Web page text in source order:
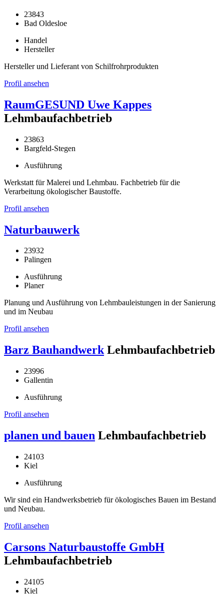
23843
Bad Oldesloe
Handel
Hersteller
Hersteller und Lieferant von Schilfrohrprodukten
Profil ansehen
RaumGESUND Uwe Kappes
Lehmbaufachbetrieb
23863
Bargfeld-Stegen
Ausführung
Werkstatt für Malerei und Lehmbau. Fachbetrieb für die
Verarbeitung ökologischer Baustoffe.
Profil ansehen
Naturbauwerk
23932
Palingen
Ausführung
Planer
Planung und Ausführung von Lehmbauleistungen in der Sanierung
und im Neubau
Profil ansehen
Barz Bauhandwerk Lehmbaufachbetrieb
23996
Gallentin
Ausführung
Profil ansehen
planen und bauen Lehmbaufachbetrieb
24103
Kiel
Ausführung
Wir sind ein Handwerksbetrieb für ökologisches Bauen im Bestand
und Neubau.
Profil ansehen
Carsons Naturbaustoffe GmbH
Lehmbaufachbetrieb
24105
Kiel